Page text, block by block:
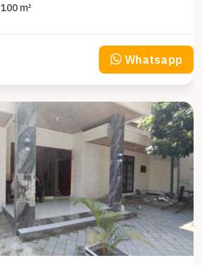
100 m²
Whatsapp